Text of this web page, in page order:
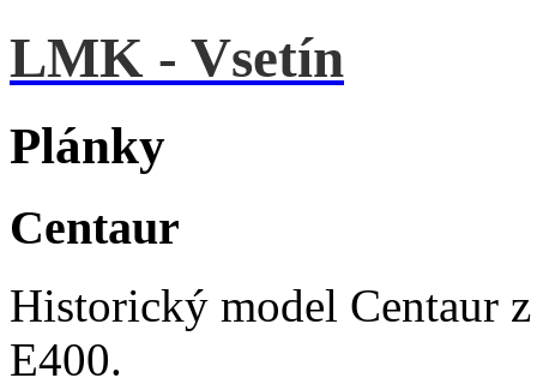
LMK - Vsetín
Plánky
Centaur
Historický model Centaur
E400.